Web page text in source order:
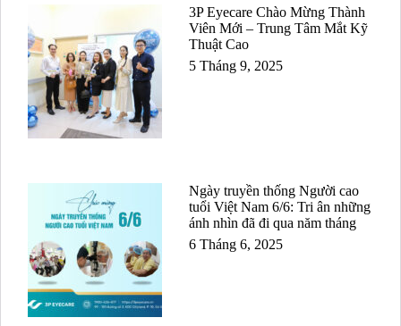
3P Eyecare Chào Mừng Thành
Viên Mới – Trung Tâm Mắt Kỹ
Thuật Cao
5 Tháng 9, 2025
Ngày truyền thống Người cao
tuổi Việt Nam 6/6: Tri ân những
ánh nhìn đã đi qua năm tháng
6 Tháng 6, 2025